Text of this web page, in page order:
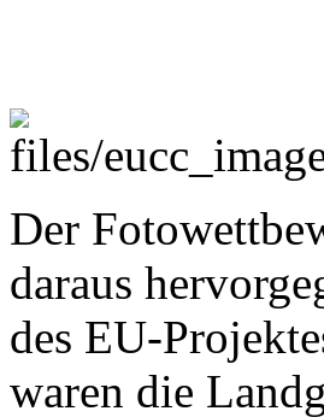
Der
daraus
des EU-
waren die